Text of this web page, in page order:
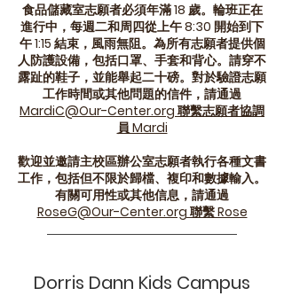
食品儲藏室志願者必須年滿 18 歲。輪班正在
進行中，每週二和周四從上午 8:30 開始到下
午 1:15 結束，風雨無阻。為所有志願者提供個
人防護設備，包括口罩、手套和背心。請穿不
露趾的鞋子，並能舉起二十磅。對於驗證志願
工作時間或其他問題的信件，請通過
MardiC@Our-Center.org 聯繫志願者協調
員 Mardi
歡迎並邀請主校區辦公室志願者執行各種文書
工作，包括但不限於歸檔、複印和數據輸入。
有關可用性或其他信息，請通過
RoseG@Our-Center.org 聯繫 Rose
Dorris Dann Kids Campus